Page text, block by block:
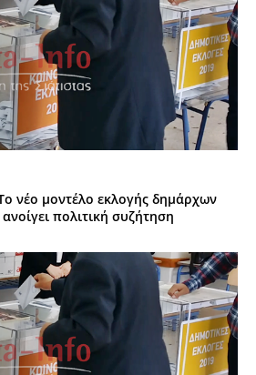
νέο μοντέλο εκλογής δημάρχων
πολιτική συζήτηση